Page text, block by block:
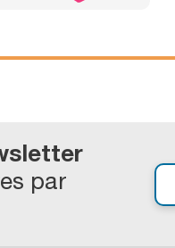
par